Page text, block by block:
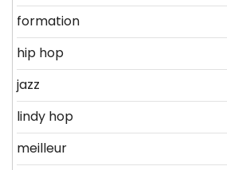
formation
hip hop
jazz
lindy hop
meilleur